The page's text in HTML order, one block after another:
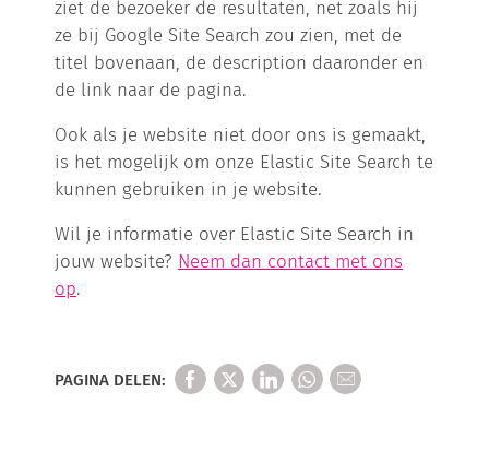
ziet de bezoeker de resultaten, net zoals hij
ze bij Google Site Search zou zien, met de
titel bovenaan, de description daaronder en
de link naar de pagina.
Ook als je website niet door ons is gemaakt,
is het mogelijk om onze Elastic Site Search te
kunnen gebruiken in je website.
Wil je informatie over Elastic Site Search in
jouw website? Neem dan contact met ons
op.
PAGINA DELEN: